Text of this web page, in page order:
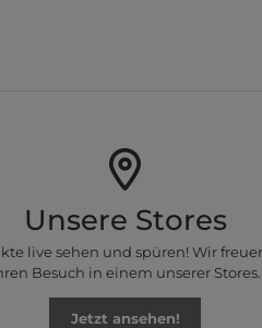
Unsere Stores
live sehen und spüren! Wir
Besuch in einem unserer Stores.
Jetzt ansehen!